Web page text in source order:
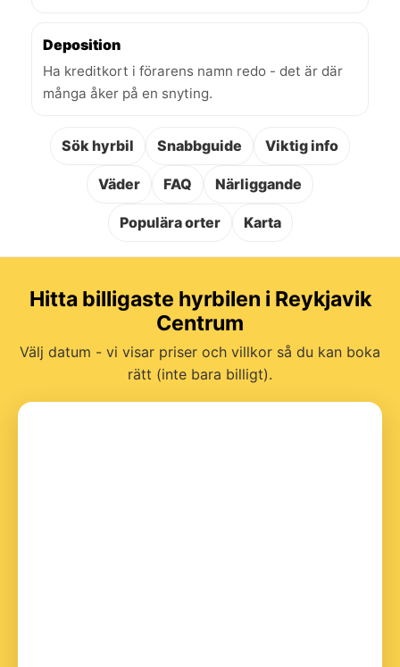
Deposition
Ha kreditkort i förarens namn redo - det är där
många åker på en snyting.
Sök hyrbil Snabbguide Viktig info
Väder FAQ Närliggande
Populära orter Karta
Hitta billigaste hyrbilen i Reykjavik
Centrum
Välj datum - vi visar priser och villkor så du kan boka
rätt (inte bara billigt).